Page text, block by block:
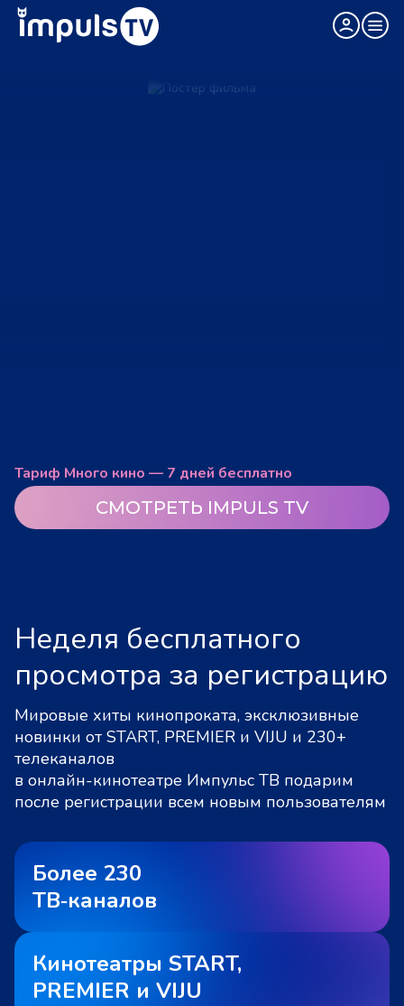
Тариф Много кино — 7 дней бесплатно
СМОТРЕТЬ IMPULS TV
Неделя бесплатного
просмотра за регистрацию
Мировые хиты кинопроката, эксклюзивные
новинки от START, PREMIER и VIJU и 230+
телеканалов
в онлайн-кинотеатре Импульс ТВ подарим
после регистрации всем новым пользователям
Более 230
ТВ‑каналов
Кинотеатры START,
PREMIER и VIJU